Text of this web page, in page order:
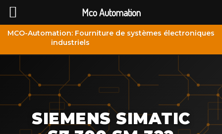
MCO-Automation: Fourniture de systèmes électroniques
industriels
SIEMENS SIMATIC
Mco Automation